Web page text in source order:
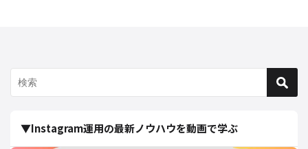
▼Instagram運用の最新ノウハウを動画で学ぶ